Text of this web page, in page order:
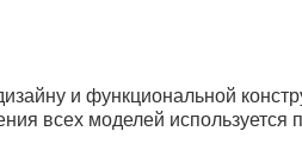
и функциональной
всех моделей